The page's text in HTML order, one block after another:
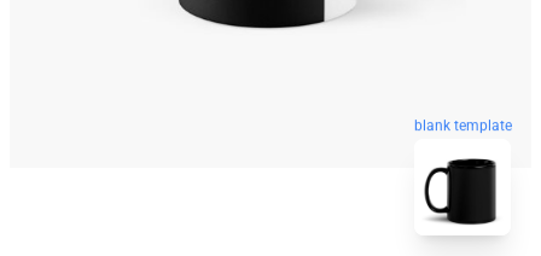
blank template